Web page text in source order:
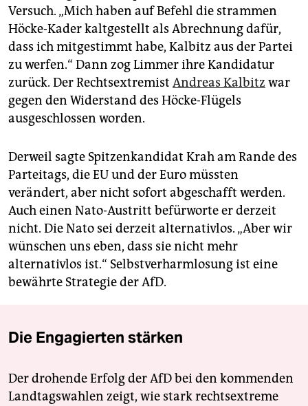
Versuch. „Mich haben auf Befehl die strammen
Höcke-Kader kaltgestellt als Abrechnung dafür,
dass ich mitgestimmt habe, Kalbitz aus der Partei
zu werfen.“ Dann zog Limmer ihre Kandidatur
zurück. Der Rechtsextremist Andreas Kalbitz war
gegen den Widerstand des Höcke-Flügels
ausgeschlossen worden.
Derweil sagte Spitzenkandidat Krah am Rande des
Parteitags, die EU und der Euro müssten
verändert, aber nicht sofort abgeschafft werden.
Auch einen Nato-Austritt befürworte er derzeit
nicht. Die Nato sei derzeit alternativlos. „Aber wir
wünschen uns eben, dass sie nicht mehr
alternativlos ist.“ Selbstverharmlosung ist eine
bewährte Strategie der AfD.
Die Engagierten stärken
Der drohende Erfolg der AfD bei den kommenden
Landtagswahlen zeigt, wie stark rechtsextreme